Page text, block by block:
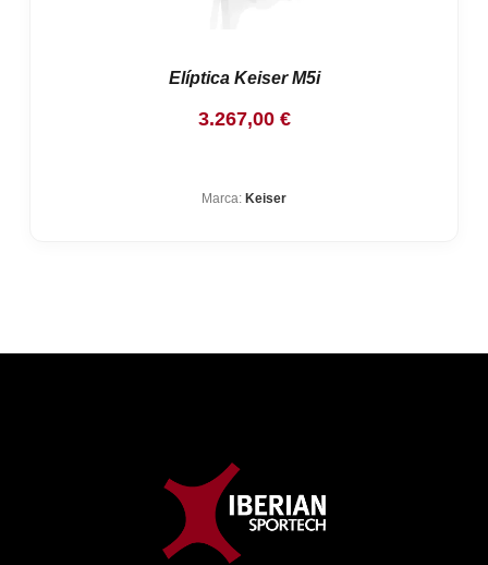
Elíptica Keiser M5i
3.267,00 €
Marca: Keiser